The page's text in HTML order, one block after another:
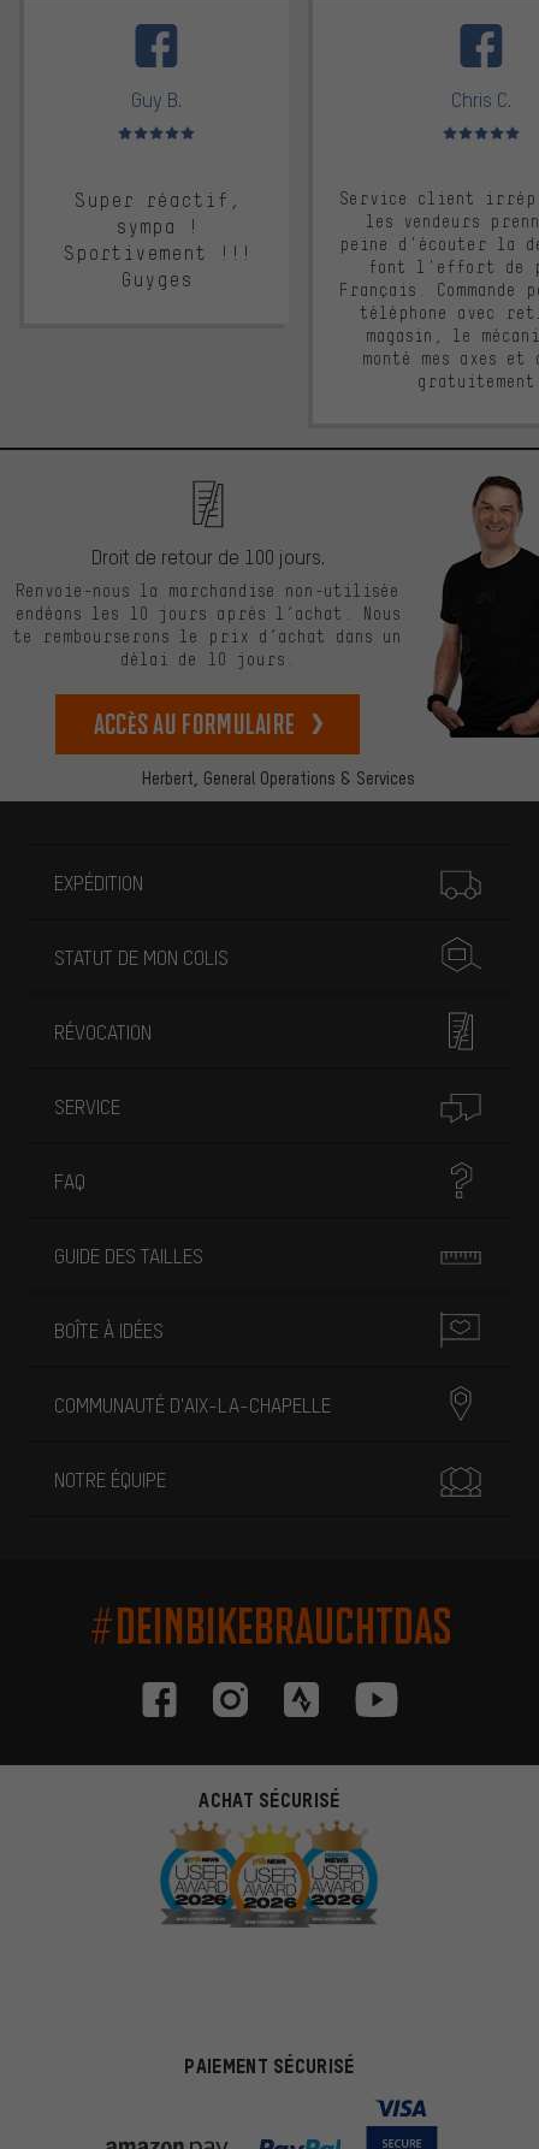
Guy B.
Note moyenne : 5 sur 5
Super réactif,
sympa !
Sportivement !!!
Guyges
Chris C.
Note moyenne :
Service client
les vendeurs
peine d'écouter la
font l'effort de
Français. Commande
téléphone avec
magasin, le
monté mes axes et
Herbert, General Operations & Services
Droit de retour de 100 jours.
Renvoie-nous la marchandise non-utilisée
endéans les 10 jours après l’achat. Nous
te rembourserons le prix d’achat dans un
délai de 10 jours.
Accès au formulaire
EXPÉDITION
STATUT DE MON COLIS
RÉVOCATION
SERVICE
FAQ
GUIDE DES TAILLES
BOÎTE À IDÉES
COMMUNAUTÉ D'AIX-LA-CHAPELLE
NOTRE ÉQUIPE
#DEINBIKEBRAUCHTDAS
ACHAT SÉCURISÉ
PAIEMENT SÉCURISÉ